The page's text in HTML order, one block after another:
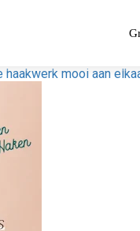
haakwerk mooi aan